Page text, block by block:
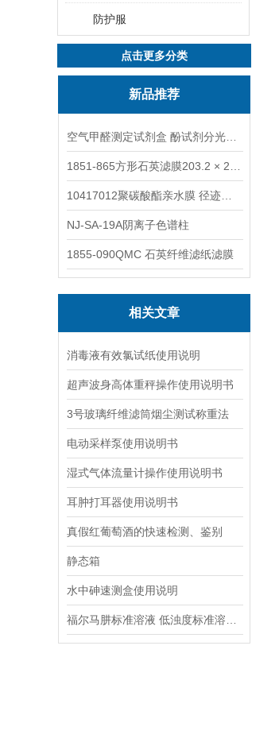
防护服
点击更多分类
新品推荐
NJ-SA-19A阴离子色谱柱
1855-090QMC 石英纤维滤纸滤膜
相关文章
消毒液有效氯试纸使用说明
超声波身高体重秤操作使用说明书
3号玻璃纤维滤筒烟尘测试称重法
电动采样泵使用说明书
湿式气体流量计操作使用说明书
耳肿打耳器使用说明书
真假红葡萄酒的快速检测、鉴别
静态箱
水中砷速测盒使用说明